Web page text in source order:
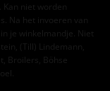
niet worden
Na het invoeren van
je winkelmandje. Niet
(Till) Lindemann,
Broilers, Böhse